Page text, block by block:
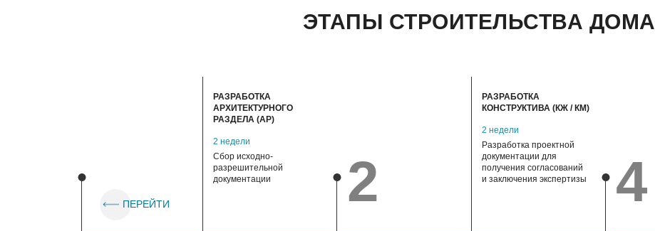
обойдется дешевле, чем из других материалов, но еще и позволитЭТАПЫ СТРОИТЕЛЬСТВА ДОМА
ПЕРЕЙТИ
РАЗРАБОТКА
АРХИТЕКТУРНОГО
РАЗДЕЛА (АР)
2 недели
Сбор исходно-
разрешительной
документации
2
РАЗРАБОТКА
КОНСТРУКТИВА (КЖ / КМ)
2 недели
Разработка проектной
документации для
получения согласований
и заключения экспертизы
4